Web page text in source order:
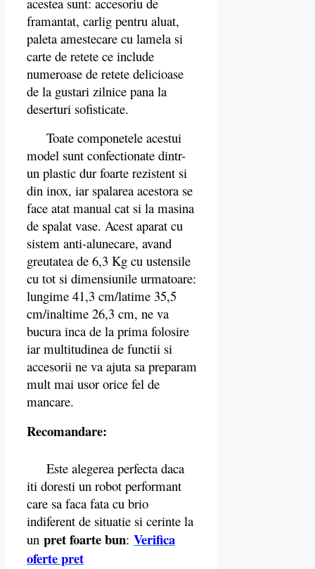
framantat, carlig pentru aluat,
paleta amestecare cu lamela si
carte de retete ce include
numeroase de retete delicioase
de la gustari zilnice pana la
deserturi sofisticate.
Toate componetele acestui
model sunt confectionate dintr-
un plastic dur foarte rezistent si
din inox, iar spalarea acestora se
face atat manual cat si la masina
de spalat vase. Acest aparat cu
sistem anti-alunecare, avand
greutatea de 6,3 Kg cu ustensile
cu tot si dimensiunile urmatoare:
lungime 41,3 cm/latime 35,5
cm/inaltime 26,3 cm, ne va
bucura inca de la prima folosire
iar multitudinea de functii si
accesorii ne va ajuta sa preparam
mult mai usor orice fel de
mancare.
Recomandare:
Este alegerea perfecta daca
iti doresti un robot performant
care sa faca fata cu brio
indiferent de situatie si cerinte la
un pret foarte bun: Verifica
oferte pret